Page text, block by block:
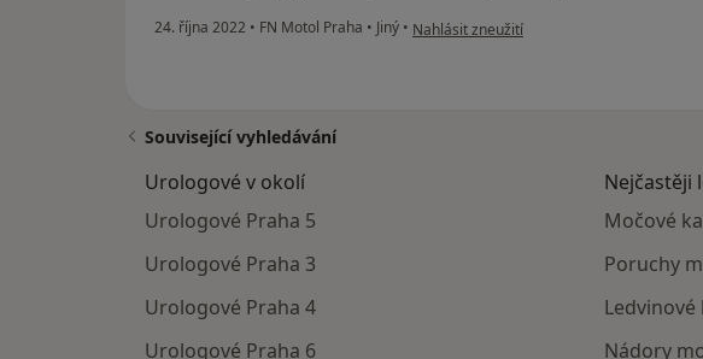
24. října 2022 • FN Motol Praha • Jiný • podle názoru uživatele Ivana K.
Nahlásit zneužití
Související vyhledávání
Urologové v okolí
Urologové Praha 5
Urologové Praha 3
Urologové Praha 4
Urologové Praha 6
Nejčastěji
Močové
Poruchy
Nádory